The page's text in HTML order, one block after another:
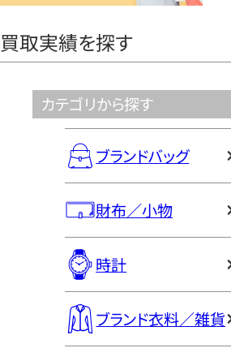
買取実績を探す
カテゴリから探す
ブランドバッグ
財布／小物
時計
ブランド衣料／雑貨